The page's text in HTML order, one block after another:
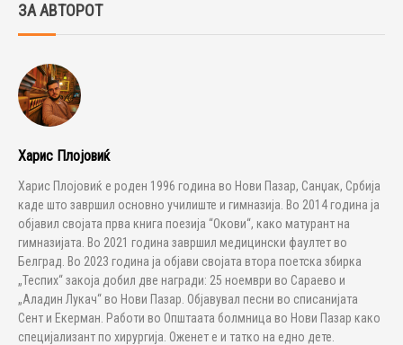
ЗА АВТОРОТ
Харис Плојовиќ
Харис Плојовиќ е роден 1996 година во Нови Пазар, Санџак, Србија
каде што завршил основно училиште и гимназија. Во 2014 година ја
објавил својата прва книга поезија “Окови“, како матурант на
гимназијата. Во 2021 година завршил медицински фаултет во
Белград. Во 2023 година ја објави својата втора поетска збирка
„Теспих“ закоја добил две награди: 25 ноември во Сараево и
„Аладин Лукач“ во Нови Пазар. Објавувал песни во списанијата
Сент и Екерман. Работи во Општаата болмница во Нови Пазар како
специјализант по хирургија. Оженет е и татко на едно дете.